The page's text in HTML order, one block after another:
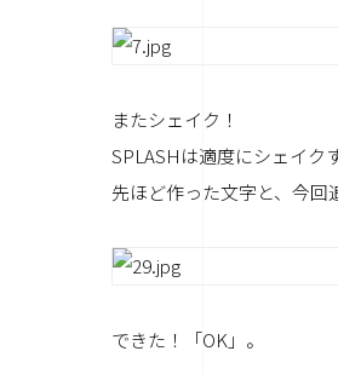
またシェイク！
SPLASHは適度にシェイク
先ほど作った文字と、今回
できた！「OK」。